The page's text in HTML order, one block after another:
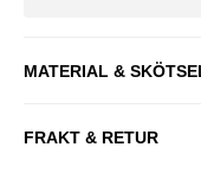
MATERIAL &
FRAKT & RETUR